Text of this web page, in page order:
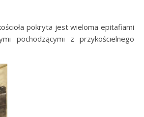
pokryta jest wieloma epitafiami
pochodzącymi z przykościelnego